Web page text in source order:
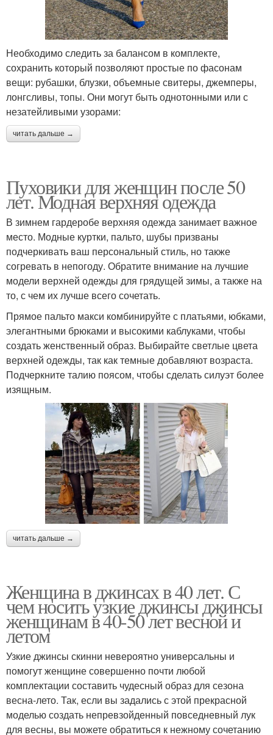
Необходимо следить за балансом в комплекте,
сохранить который позволяют простые по фасонам
вещи: рубашки, блузки, объемные свитеры, джемперы,
лонгсливы, топы. Они могут быть однотонными или с
незатейливыми узорами:
читать дальше →
Пуховики для женщин после 50
лет. Модная верхняя одежда
В зимнем гардеробе верхняя одежда занимает важное
место. Модные куртки, пальто, шубы призваны
подчеркивать ваш персональный стиль, но также
согревать в непогоду. Обратите внимание на лучшие
модели верхней одежды для грядущей зимы, а также на
то, с чем их лучше всего сочетать.
Прямое пальто макси комбинируйте с платьями, юбками,
элегантными брюками и высокими каблуками, чтобы
создать женственный образ. Выбирайте светлые цвета
верхней одежды, так как темные добавляют возраста.
Подчеркните талию поясом, чтобы сделать силуэт более
изящным.
читать дальше →
Женщина в джинсах в 40 лет. С
чем носить узкие джинсы джинсы
женщинам в 40-50 лет весной и
летом
Узкие джинсы скинни невероятно универсальны и
помогут женщине совершенно почти любой
комплектации составить чудесный образ для сезона
весна-лето. Так, если вы задались с этой прекрасной
моделью создать непревзойденный повседневный лук
для весны, вы можете обратиться к нежному сочетанию